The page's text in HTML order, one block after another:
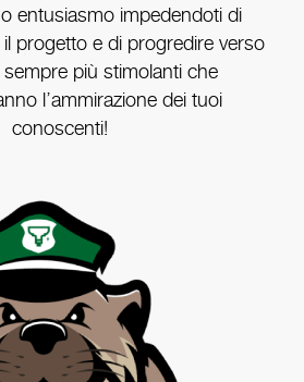
entusiasmo impedendoti di
progetto e di progredire verso
più stimolanti che
l’ammirazione dei tuoi
conoscenti!